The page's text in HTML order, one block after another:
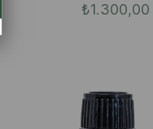
₺1.300,00